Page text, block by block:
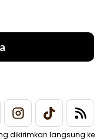
dikirimkan langsung ke